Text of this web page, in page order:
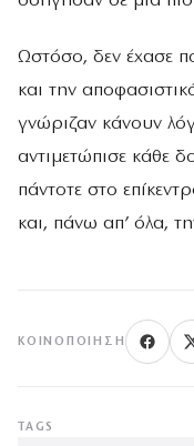
Ωστόσο, δεν έχασε
και την
γνώριζαν κάνουν
αντιμετώπισε κάθε
πάντοτε στο
και, πάνω απ’ όλα,
ΚΟΙΝΟΠΟΊΗΣΗ
TAGS